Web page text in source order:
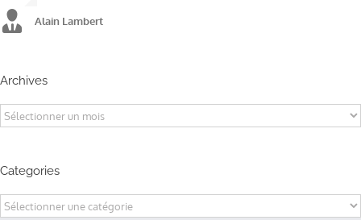
Alain Lambert
Alain Lambert
Alain Lambert
Archives
Archives
Categories
Categories